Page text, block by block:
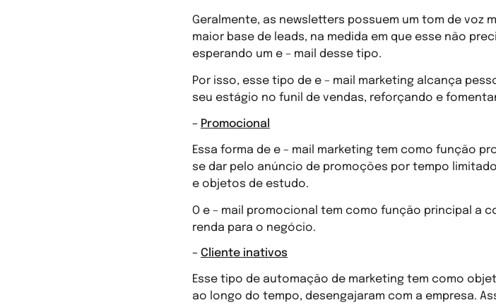
Geralmente, as newsletters possuem um tom de voz
maior base de leads, na medida em que esse não
esperando um e – mail desse tipo.
Por isso, esse tipo de e – mail marketing alcança
seu estágio no funil de vendas, reforçando e
– Promocional
Essa forma de e – mail marketing tem como função
se dar pelo anúncio de promoções por tempo
e objetos de estudo.
O e – mail promocional tem como função principal a
renda para o negócio.
– Cliente inativos
Esse tipo de automação de marketing tem como
ao longo do tempo, desengajaram com a empresa.